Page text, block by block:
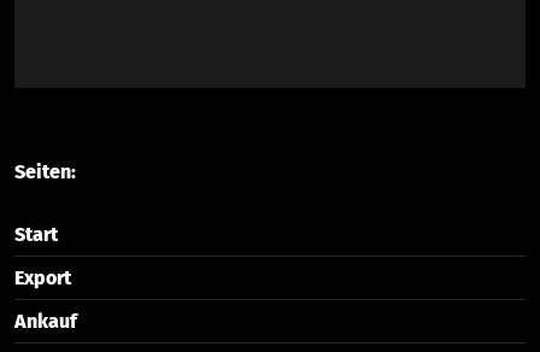
Seiten:
Start
Export
Ankauf